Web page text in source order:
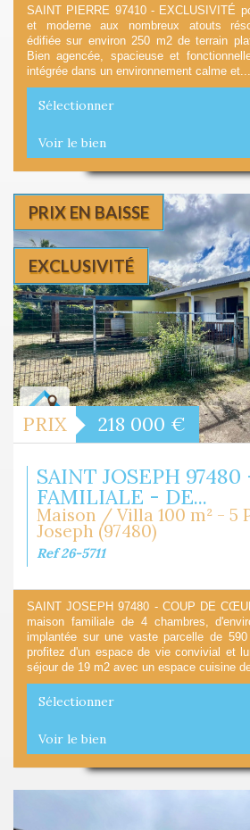
SAINT PIERRE 97410 - EXCLUSIVITÉ
et moderne aux nombreux atouts
édifiée sur environ 250 m2 de terrain
Bien agencée, spacieuse et
intégrée dans un environnement calme
Sélectionner
Voir le bien
EXCLUSIVITÉ
PRIX EN BAISSE
PRIX 218 000 €
SAINT JOSEPH
FAMILIALE - DE...
Maison / Villa 100 m² - 5
Joseph (97480)
Ref 26-5711
SAINT JOSEPH 97480 - COUP DE
maison familiale de 4 chambres,
implantée sur une vaste parcelle de
profitez d'un espace de vie convivial et
séjour de 19 m2 avec un espace cuisine de
Sélectionner
Voir le bien